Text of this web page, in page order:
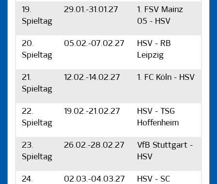
19.
Spieltag
29.01.-31.01.27
1. FSV Mainz
05 - HSV
20.
Spieltag
05.02.-07.02.27
HSV - RB
Leipzig
21.
Spieltag
12.02.-14.02.27 1. FC Köln - HSV
22.
Spieltag
19.02.-21.02.27
HSV - TSG
Hoffenheim
23.
Spieltag
26.02.-28.02.27
VfB Stuttgart -
HSV
24.
02.03.-04.03.27
HSV - SC